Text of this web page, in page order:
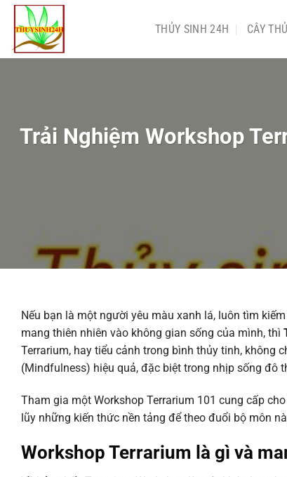
Chuyển
đến
dung
THỦY SINH 24H CÂY
Trải Nghiệm Workshop
Nếu bạn là một người yêu màu xanh lá, luôn tìm
mang thiên nhiên vào không gian sống của mình, thì
Terrarium, hay tiểu cảnh trong bình thủy tinh, không
(Mindfulness) hiệu quả, đặc biệt trong nhịp sống đô
Tham gia một Workshop Terrarium 101 cung cấp
lũy những kiến thức nền tảng để theo đuổi bộ môn
Workshop Terrarium là gì và